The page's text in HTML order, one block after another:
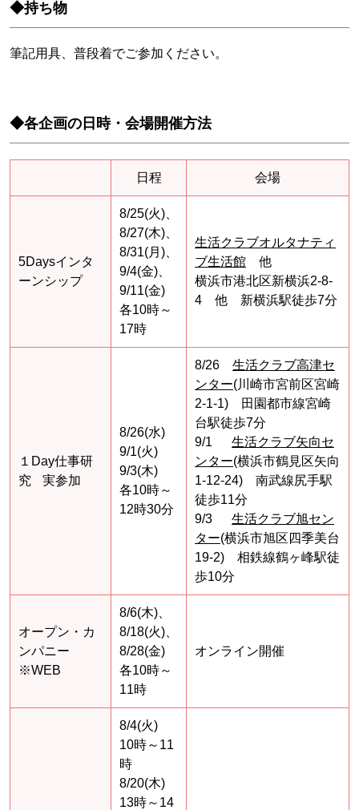
◆持ち物
筆記用具、普段着でご参加ください。
◆各企画の日時・会場開催方法
日程 会場
5Daysインタ
ーンシップ
8/25(火)、
8/27(木)、
8/31(月)、
9/4(金)、
9/11(金)
各10時～
17時
生活クラブオルタナティ
ブ生活館 他
横浜市港北区新横浜2-8-
4 他 新横浜駅徒歩7分
１Day仕事研
究
実参加
8/26(水)
9/1(火)
9/3(木)
各10時～
12時30分
8/26 生活クラブ高津セ
ンター(川崎市宮前区宮崎
2-1-1) 田園都市線宮崎
台駅徒歩7分
9/1 生活クラブ矢向セ
ンター(横浜市鶴見区矢向
1-12-24) 南武線尻手駅
徒歩11分
9/3 生活クラブ旭セン
ター(横浜市旭区四季美台
19-2) 相鉄線鶴ヶ峰駅徒
歩10分
オープン・カ
ンパニー
※WEB
8/6(木)、
8/18(火)、
8/28(金)
各10時～
11時
オンライン開催
8/4(火)
10時～11
時
8/20(木)
13時～14